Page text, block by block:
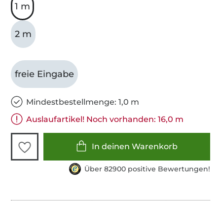
1 m
2 m
freie Eingabe
Mindestbestellmenge: 1,0 m
Auslaufartikel! Noch vorhanden: 16,0 m
In deinen Warenkorb
Über 82900 positive Bewertungen!